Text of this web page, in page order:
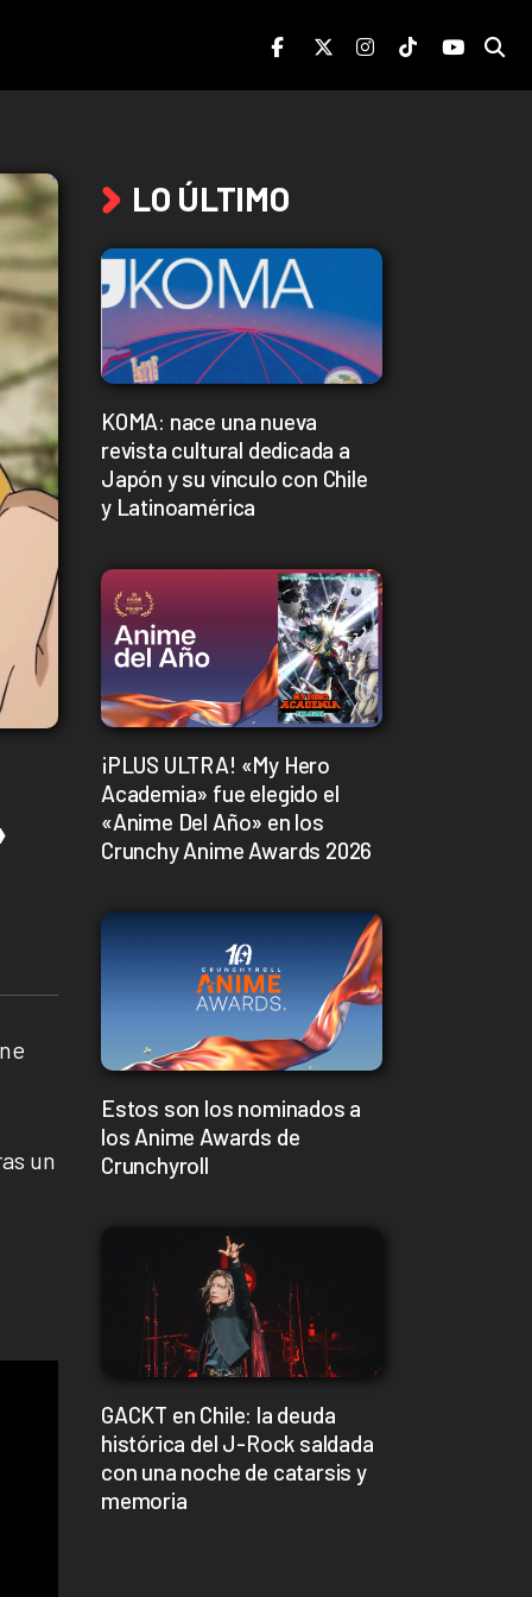
un
LO ÚLTIMO
KOMA: nace una nueva
revista cultural dedicada a
Japón y su vínculo con Chile
y Latinoamérica
¡PLUS ULTRA! «My Hero
Academia» fue elegido el
«Anime Del Año» en los
Crunchy Anime Awards 2026
Estos son los nominados a
los Anime Awards de
Crunchyroll
GACKT en Chile: la deuda
histórica del J-Rock saldada
con una noche de catarsis y
memoria